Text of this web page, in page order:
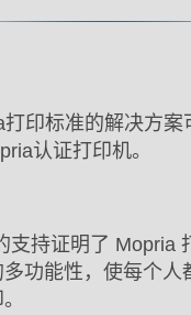
印标准的解决方案
认证打印机。
支持证明了 Mopria
功能性，使每个人